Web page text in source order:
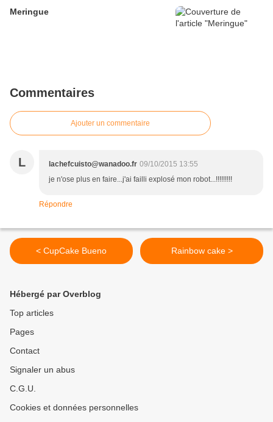
Meringue
Commentaires
Ajouter un commentaire
L lachefcuisto@wanadoo.fr 09/10/2015 13:55
je n'ose plus en faire...j'ai failli explosé mon robot...!!!!!!!!!
Répondre
< CupCake Bueno Rainbow cake >
Hébergé par Overblog
Top articles
Pages
Contact
Signaler un abus
C.G.U.
Cookies et données personnelles